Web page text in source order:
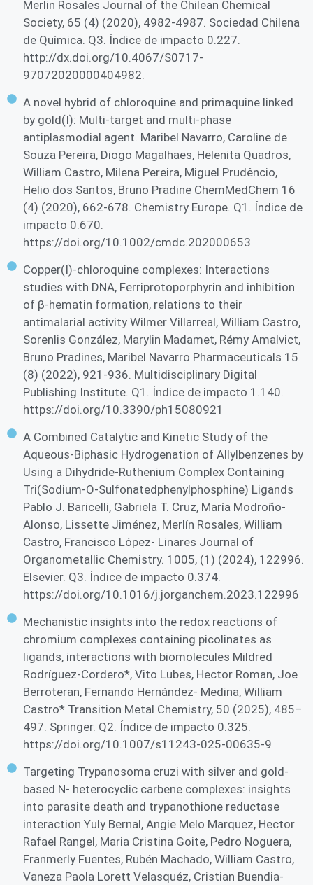
Merlin Rosales Journal of the Chilean Chemical
Society, 65 (4) (2020), 4982-4987. Sociedad Chilena
de Química. Q3. Índice de impacto 0.227.
http://dx.doi.org/10.4067/S0717-
97072020000404982.
A novel hybrid of chloroquine and primaquine linked
by gold(I): Multi-target and multi-phase
antiplasmodial agent. Maribel Navarro, Caroline de
Souza Pereira, Diogo Magalhaes, Helenita Quadros,
William Castro, Milena Pereira, Miguel Prudêncio,
Helio dos Santos, Bruno Pradine ChemMedChem 16
(4) (2020), 662-678. Chemistry Europe. Q1. Índice de
impacto 0.670.
https://doi.org/10.1002/cmdc.202000653
Copper(I)-chloroquine complexes: Interactions
studies with DNA, Ferriprotoporphyrin and inhibition
of β-hematin formation, relations to their
antimalarial activity Wilmer Villarreal, William Castro,
Sorenlis González, Marylin Madamet, Rémy Amalvict,
Bruno Pradines, Maribel Navarro Pharmaceuticals 15
(8) (2022), 921-936. Multidisciplinary Digital
Publishing Institute. Q1. Índice de impacto 1.140.
https://doi.org/10.3390/ph15080921
A Combined Catalytic and Kinetic Study of the
Aqueous-Biphasic Hydrogenation of Allylbenzenes by
Using a Dihydride-Ruthenium Complex Containing
Tri(Sodium-O-Sulfonatedphenylphosphine) Ligands
Pablo J. Baricelli, Gabriela T. Cruz, María Modroño-
Alonso, Lissette Jiménez, Merlín Rosales, William
Castro, Francisco López- Linares Journal of
Organometallic Chemistry. 1005, (1) (2024), 122996.
Elsevier. Q3. Índice de impacto 0.374.
https://doi.org/10.1016/j.jorganchem.2023.122996
Mechanistic insights into the redox reactions of
chromium complexes containing picolinates as
ligands, interactions with biomolecules Mildred
Rodríguez-Cordero*, Vito Lubes, Hector Roman, Joe
Berroteran, Fernando Hernández- Medina, William
Castro* Transition Metal Chemistry, 50 (2025), 485–
497. Springer. Q2. Índice de impacto 0.325.
https://doi.org/10.1007/s11243-025-00635-9
Targeting Trypanosoma cruzi with silver and gold-
based N- heterocyclic carbene complexes: insights
into parasite death and trypanothione reductase
interaction Yuly Bernal, Angie Melo Marquez, Hector
Rafael Rangel, Maria Cristina Goite, Pedro Noguera,
Franmerly Fuentes, Rubén Machado, William Castro,
Vaneza Paola Lorett Velasquéz, Cristian Buendia-